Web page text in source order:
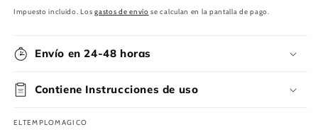
habitual
Impuesto incluido. Losgastos de envío se calculan en la pantalla de pago.
Envío en 24-48 horas
Contiene Instrucciones de uso
ELTEMPLOMAGICO